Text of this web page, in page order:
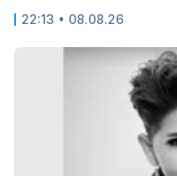
22:13 • 08.08.26